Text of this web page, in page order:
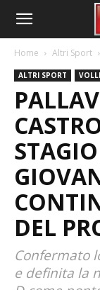
Home Altri Sport
ALTRI SPORT
DEL
Confermato
e definita la